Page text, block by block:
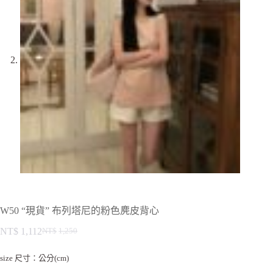
W50 “現貨” 布列塔尼的粉色麂皮背心
NT$ 1,250
NT$ 1,112
size 尺寸：公分(cm)